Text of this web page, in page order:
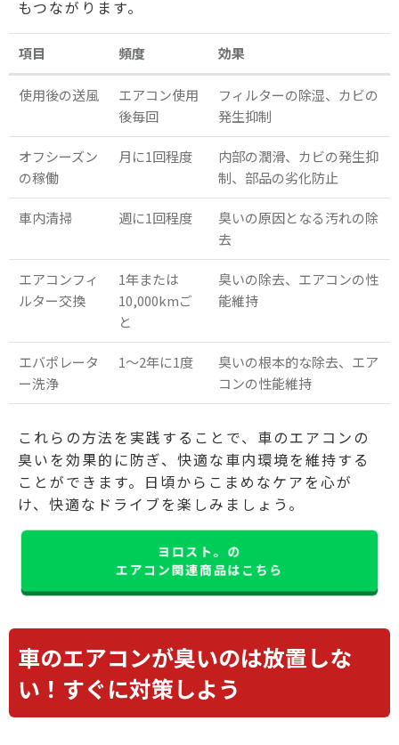
もつながります。
項目 頻度 効果
使用後の送風
エアコン使用
後毎回
フィルターの除湿、カビの
発生抑制
オフシーズン
の稼働
月に1回程度
内部の潤滑、カビの発生抑
制、部品の劣化防止
車内清掃 週に1回程度
臭いの原因となる汚れの除
去
エアコンフィ
ルター交換
1年または
10,000kmご
と
臭いの除去、エアコンの性
能維持
エバポレータ
ー洗浄
1～2年に1度
臭いの根本的な除去、エア
コンの性能維持
これらの方法を実践することで、車のエアコンの
臭いを効果的に防ぎ、快適な車内環境を維持する
ことができます。日頃からこまめなケアを心が
け、快適なドライブを楽しみましょう。
ヨロスト。の
エアコン関連商品はこちら
車のエアコンが臭いのは放置しな
い！すぐに対策しよう